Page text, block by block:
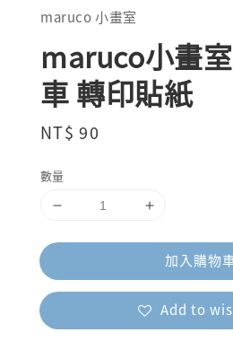
maruco 小畫室
maruco小畫
車 轉印貼紙
Regular
NT$ 90
數量
加入購物
Add to